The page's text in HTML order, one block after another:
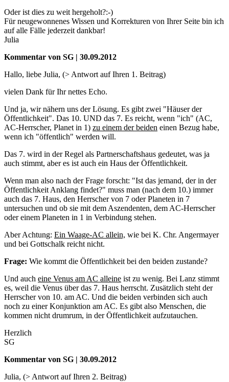
Oder ist dies zu weit hergeholt?:-)
Für neugewonnenes Wissen und Korrekturen von Ihrer Seite bin ich
auf alle Fälle jederzeit dankbar!
Julia
Kommentar von SG | 30.09.2012
Hallo, liebe Julia, (> Antwort auf Ihren 1. Beitrag)
vielen Dank für Ihr nettes Echo.
Und ja, wir nähern uns der Lösung. Es gibt zwei "Häuser der
Öffentlichkeit". Das 10. UND das 7. Es reicht, wenn "ich" (AC,
AC-Herrscher, Planet in 1) zu einem der beiden einen Bezug habe,
wenn ich "öffentlich" werden will.
Das 7. wird in der Regel als Partnerschaftshaus gedeutet, was ja
auch stimmt, aber es ist auch ein Haus der Öffentlichkeit.
Wenn man also nach der Frage forscht: "Ist das jemand, der in der
Öffentlichkeit Anklang findet?" muss man (nach dem 10.) immer
auch das 7. Haus, den Herrscher von 7 oder Planeten in 7
untersuchen und ob sie mit dem Aszendenten, dem AC-Herrscher
oder einem Planeten in 1 in Verbindung stehen.
Aber Achtung: Ein Waage-AC allein, wie bei K. Chr. Angermayer
und bei Gottschalk reicht nicht.
Frage: Wie kommt die Öffentlichkeit bei den beiden zustande?
Und auch eine Venus am AC alleine ist zu wenig. Bei Lanz stimmt
es, weil die Venus über das 7. Haus herrscht. Zusätzlich steht der
Herrscher von 10. am AC. Und die beiden verbinden sich auch
noch zu einer Konjunktion am AC. Es gibt also Menschen, die
kommen nicht drumrum, in der Öffentlichkeit aufzutauchen.
Herzlich
SG
Kommentar von SG | 30.09.2012
Julia, (> Antwort auf Ihren 2. Beitrag)